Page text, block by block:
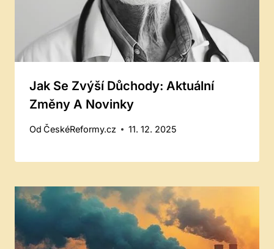
Jak Se Zvýší Důchody: Aktuální
Změny A Novinky
Od ČeskéReformy.cz 11. 12. 2025